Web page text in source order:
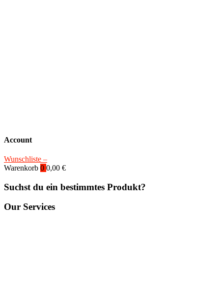
Account
Wunschliste –
Warenkorb 0 0,00 €
Suchst du ein bestimmtes Produkt?
Our Services